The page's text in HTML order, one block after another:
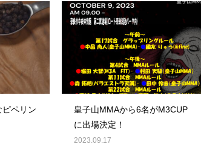
ペリン
皇子山MMAから6名がM3CUP
に出場決定！
2023.09.17